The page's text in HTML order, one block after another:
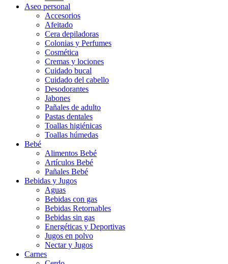
Aseo personal
Accesorios
Afeitado
Cera depiladoras
Colonias y Perfumes
Cosmética
Cremas y lociones
Cuidado bucal
Cuidado del cabello
Desodorantes
Jabones
Pañales de adulto
Pastas dentales
Toallas higiénicas
Toallas húmedas
Bebé
Alimentos Bebé
Artículos Bebé
Pañales Bebé
Bebidas y Jugos
Aguas
Bebidas con gas
Bebidas Retornables
Bebidas sin gas
Energéticas y Deportivas
Jugos en polvo
Nectar y Jugos
Carnes